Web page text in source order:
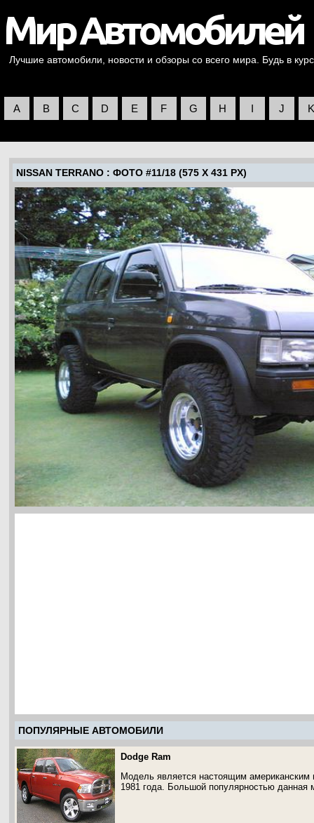
Лучшие автомобили, новости и обзоры со всего мира. Будь в
A B C D E F G H I J K
NISSAN TERRANO : ФОТО #11/18 (575 X 431 PX)
ПОПУЛЯРНЫЕ АВТОМОБИЛИ
Dodge Ram
Модель является настоящим американским
1981 года. Большой популярностью данная